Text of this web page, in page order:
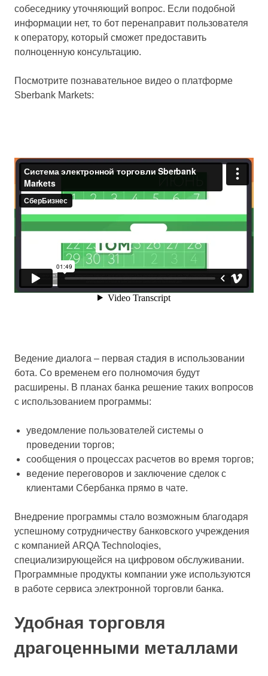
собеседнику уточняющий вопрос. Если подобной
информации нет, то бот перенаправит пользователя
к оператору, который сможет предоставить
полноценную консультацию.
Посмотрите познавательное видео о платформе
Sberbank Markets:
Ведение диалога – первая стадия в использовании
бота. Со временем его полномочия будут
расширены. В планах банка решение таких вопросов
с использованием программы:
уведомление пользователей системы о
проведении торгов;
сообщения о процессах расчетов во время торгов;
ведение переговоров и заключение сделок с
клиентами Сбербанка прямо в чате.
Внедрение программы стало возможным благодаря
успешному сотрудничеству банковского учреждения
с компанией ARQA Technoloqies,
специализирующейся на цифровом обслуживании.
Программные продукты компании уже используются
в работе сервиса электронной торговли банка.
Удобная торговля
драгоценными металлами